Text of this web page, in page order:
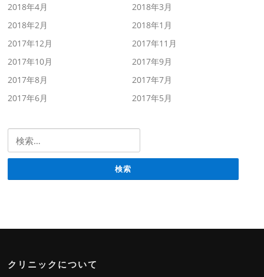
2018年4月
2018年3月
2018年2月
2018年1月
2017年12月
2017年11月
2017年10月
2017年9月
2017年8月
2017年7月
2017年6月
2017年5月
検索:
クリニックについて